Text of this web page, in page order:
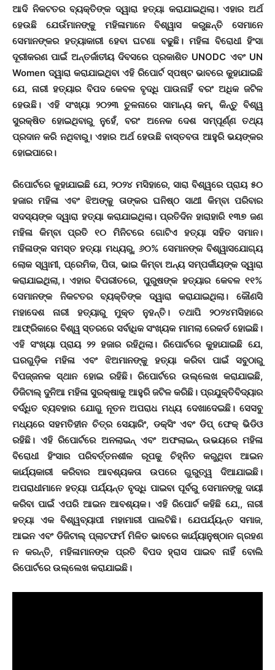
ଆଦି ନିକଟତର ବ୍ୟକ୍ତିଙ୍କ ଦ୍ୱାରା ହତ୍ୟା କରାଯାଇଥିଲା। ଏହାର ଅର୍ଥ
ହେଉଛି ଯେଉଁମାନଙ୍କୁ ମହିଳାମାନେ ବିଶ୍ୱାସ କରୁଛନ୍ତି ସେମାନେ
ସେମାନଙ୍କର ହତ୍ୟାକାରୀ ହେବା ଘଟଣା ବଢୁଛି। ମହିଳା ବିରୋଧୀ ହିଂସା
ଦୂରୀକରଣ ପାଇଁ ଅନ୍ତର୍ଜାତୀୟ ଦିବସରେ ପ୍ରକାଶିତ UNODC ଏବଂ UN
Women ଦ୍ୱାରା କରାଯାଇଥିବା ଏହି ରିପୋର୍ଟ ସ୍ପଷ୍ଟ ଭାବରେ କୁହାଯାଇଛି
ଯେ, ନାରୀ ହତ୍ୟାର ବିପଦ କେବଳ ବୃଦ୍ଧି ପାଉନାହିଁ ବରଂ ଅଧିକ ଜଟିଳ
ହେଉଛି। ଏହି ସଂଖ୍ୟା ୨୦୨୩ ତୁଳନାରେ ସାମାନ୍ୟ କମ୍, କିନ୍ତୁ ବିଶ୍ୱ
ସୁରକ୍ଷିତ ହୋଇଥିବାରୁ ନୁହେଁ, ବରଂ ଅନେକ ଦେଶ ସମ୍ପୂର୍ଣ୍ଣ ତଥ୍ୟ
ପ୍ରଦାନ କରି ନଥିବାରୁ। ଏହାର ଅର୍ଥ ହେଉଛି ବାସ୍ତବତା ଆହୁରି ଭୟଙ୍କର
ହୋଇପାରେ।
ରିପୋର୍ଟରେ କୁହାଯାଇଛି ଯେ, ୨୦୨୪ ମସିହାରେ, ସାରା ବିଶ୍ୱରେ ପ୍ରାୟ ୫୦
ହଜାର ମହିଳା ଏବଂ ଝିଅଙ୍କୁ ତାଙ୍କର ଘନିଷ୍ଠ ସାଥୀ କିମ୍ବା ପରିବାର
ସଦସ୍ୟଙ୍କ ଦ୍ୱାରା ହତ୍ୟା କରାଯାଇଥିଲା। ପ୍ରତିଦିନ ହାରାହାରି ୧୩୭ ଜଣ
ମହିଳା କିମ୍ବା ପ୍ରତି ୧୦ ମିନିଟରେ ଗୋଟିଏ ହତ୍ୟା ସହିତ ସମାନ।
ମହିଳାଙ୍କ ସମସ୍ତ ହତ୍ୟା ମଧ୍ୟରୁ, ୬୦% ସେମାନଙ୍କ ବିଶ୍ୱାସଯୋଗ୍ୟ
ଲୋକ ସ୍ୱାମୀ, ପ୍ରେମିକ, ପିତା, ଭାଇ କିମ୍ବା ଅନ୍ୟ ସମ୍ପର୍କୀୟଙ୍କ ଦ୍ୱାରା
କରାଯାଇଥିଲା,। ଏହାର ବିପରୀତରେ, ପୁରୁଷଙ୍କ ହତ୍ୟାର କେବଳ ୧୧%
ସେମାନଙ୍କ ନିକଟତର ବ୍ୟକ୍ତିଙ୍କ ଦ୍ୱାରା କରାଯାଇଥିଲା। କୌଣସି
ମହାଦେଶ ନାରୀ ହତ୍ୟାରୁ ମୁକ୍ତ ନୁହନ୍ତି। ତଥାପି ୨୦୨୪ମସିହାରେ
ଆଫ୍ରିକାରେ ବିଶ୍ୱ ସ୍ତରରେ ସର୍ବାଧିକ ସଂଖ୍ୟକ ମାମଲା ରେକର୍ଡ ହୋଇଛି।
ଏହି ସଂଖ୍ୟା ପ୍ରାୟ ୨୨ ହଜାର ରହିଥିଲା। ରିପୋର୍ଟରେ କୁହାଯାଇଛି ଯେ,
ଘରଗୁଡ଼ିକ ମହିଳା ଏବଂ ଝିଅମାନଙ୍କୁ ହତ୍ୟା କରିବା ପାଇଁ ସବୁଠାରୁ
ବିପଜ୍ଜନକ ସ୍ଥାନ ହୋଇ ରହିଛି। ରିପୋର୍ଟରେ ଉଲ୍ଲେଖ କରାଯାଇଛି,
ଡିଜିଟାଲ୍ ଦୁନିଆ ମହିଳା ସୁରକ୍ଷାକୁ ଆହୁରି ଜଟିଳ କରିଛି। ପ୍ରଯୁକ୍ତିବିଦ୍ୟାର
ବର୍ଦ୍ଧିତ ବ୍ୟବହାର ଯୋଗୁ ନୂତନ ଅପରାଧ ମଧ୍ୟ ଦେଖାଦେଇଛି। ସେସବୁ
ମଧ୍ୟରେ ସହମତିହୀନ ଚିତ୍ର ସେୟାରିଂ, ଡକ୍ସିଂ ଏବଂ ଡିପ୍ ଫେକ୍ ଭିଡିଓ
ରହିଛି। ଏହି ରିପୋର୍ଟରେ ଅନଲାଇନ୍ ଏବଂ ଅଫଲାଇନ୍ ଉଭୟରେ ମହିଳା
ବିରୋଧୀ ହିଂସାର ପରିବର୍ତ୍ତନଶୀଳ ରୂପକୁ ଚିହ୍ନିତ କରୁଥିବା ଆଇନ
କାର୍ଯ୍ୟକାରୀ କରିବାର ଆବଶ୍ୟକତା ଉପରେ ଗୁରୁତ୍ୱ ଦିଆଯାଇଛି।
ଅପରାଧୀମାନେ ହତ୍ୟା ପର୍ଯ୍ୟନ୍ତ ବୃଦ୍ଧି ପାଇବା ପୂର୍ବରୁ ସେମାନଙ୍କୁ ଦାୟୀ
କରିବା ପାଇଁ ଏପରି ଆଇନ ଆବଶ୍ୟକ। ଏହି ରିପୋର୍ଟ କହିଛି ଯେ,, ନାରୀ
ହତ୍ୟା ଏକ ବିଶ୍ୱବ୍ୟାପୀ ମହାମାରୀ ପାଲଟିଛି। ଯେପର୍ଯ୍ୟନ୍ତ ସମାଜ,
ଆଇନ ଏବଂ ଡିଜିଟାଲ୍ ପ୍ଲାଟଫର୍ମ ମିଳିତ ଭାବରେ କାର୍ଯ୍ୟାନୁଷ୍ଠାନ ଗ୍ରହଣ
ନ କରନ୍ତି, ମହିଳାମାନଙ୍କ ପ୍ରତି ବିପଦ ହ୍ରାସ ପାଇବ ନାହିଁ ବୋଲି
ରିପୋର୍ଟରେ ଉଲ୍ଲେଖ କରାଯାଇଛି।